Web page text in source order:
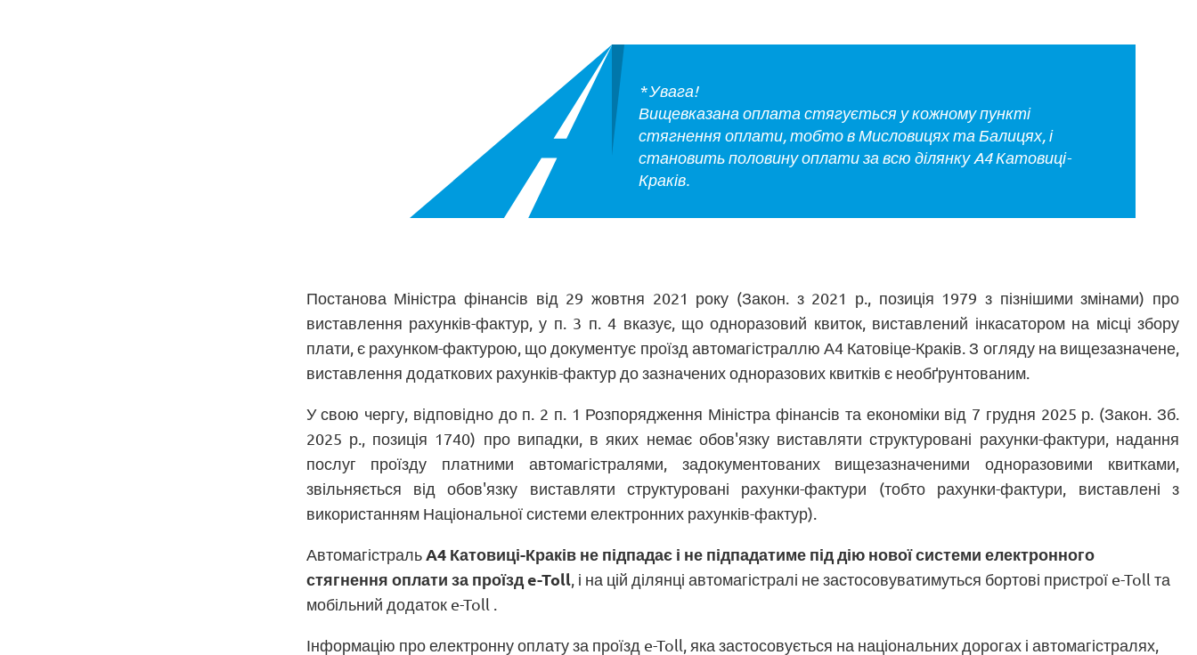
* Увага!
Вищевказана оплата стягується у кожному пункті
стягнення оплати, тобто в Мисловицях та Балицях, і
становить половину оплати за всю ділянку A4 Катовиці-
Краків.
Постанова Міністра фінансів від 29 жовтня 2021 року (Закон. з 2021 р., позиція 1979 з пізнішими змінами) про
виставлення рахунків-фактур, у п. 3 п. 4 вказує, що одноразовий квиток, виставлений інкасатором на місці збору
плати, є рахунком-фактурою, що документує проїзд автомагістраллю А4 Катовіце-Краків. З огляду на вищезазначене,
виставлення додаткових рахунків-фактур до зазначених одноразових квитків є необґрунтованим.
У свою чергу, відповідно до п. 2 п. 1 Розпорядження Міністра фінансів та економіки від 7 грудня 2025 р. (Закон. Зб.
2025 р., позиція 1740) про випадки, в яких немає обов'язку виставляти структуровані рахунки-фактури, надання
послуг проїзду платними автомагістралями, задокументованих вищезазначеними одноразовими квитками,
звільняється від обов'язку виставляти структуровані рахунки-фактури (тобто рахунки-фактури, виставлені з
використанням Національної системи електронних рахунків-фактур).
АвтомагістральA4 Катовиці-Краків не підпадає і не підпадатиме під дію нової системи електронного
стягнення оплати за проїзд e-Toll , і на цій ділянці автомагістралі не застосовуватимуться бортові пристрої e-Toll та
мобільний додаток e-Toll .
Інформацію про електронну оплату за проїзд e-Toll, яка застосовується на національних дорогах і автомагістралях,